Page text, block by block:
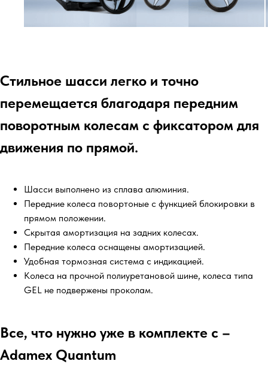
Стильное шасси легко и точно
перемещается благодаря передним
поворотным колесам с фиксатором для
движения по прямой.
Шасси выполнено из сплава алюминия.
Передние колеса повортоные с функцией блокировки в
прямом положении.
Скрытая амортизация на задних колесах.
Передние колеса оснащены амортизацией.
Удобная тормозная система с индикацией.
Колеса на прочной полиуретановой шине, колеса типа
GEL не подвержены проколам.
Все, что нужно уже в комплекте с –
Adamex Quantum